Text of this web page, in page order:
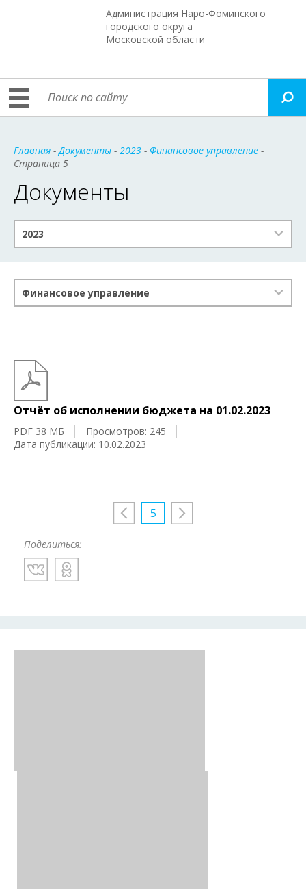
Администрация Наро-Фоминского
городского округа
Московской области
Главная -Документы - 2023 - Финансовое управление -
Страница 5
Документы
2023
Финансовое управление
Отчёт об исполнении бюджета на 01.02.2023
PDF 38 МБ
Просмотров: 245
Дата публикации: 10.02.2023
5
Поделиться: